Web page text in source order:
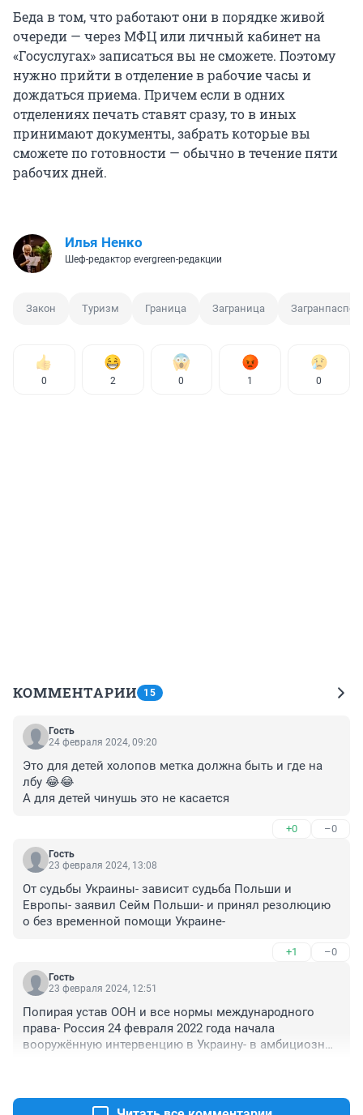
Беда в том, что работают они в порядке живой
очереди — через МФЦ или личный кабинет на
«Госуслугах» записаться вы не сможете. Поэтому
нужно прийти в отделение в рабочие часы и
дождаться приема. Причем если в одних
отделениях печать ставят сразу, то в иных
принимают документы, забрать которые вы
сможете по готовности — обычно в течение пяти
рабочих дней.
Илья Ненко
Шеф-редактор evergreen-редакции
Закон Туризм Граница Заграница
0 2 0 1 0
КОММЕНТАРИИ 15
Гость
24 февраля 2024, 09:20
Это для детей холопов метка должна быть и где на
лбу 😂😂
А для детей чинушь это не касается
+0 –0
Гость
23 февраля 2024, 13:08
От судьбы Украины- зависит судьба Польши и
Европы- заявил Сейм Польши- и принял резолюцию
о без временной помощи Украине-
+1 –0
Гость
23 февраля 2024, 12:51
Попирая устав ООН и все нормы международного
права- Россия 24 февраля 2022 года начала
вооружённую интервенцию в Украину- в амбициозных
языка и счастливого детства-